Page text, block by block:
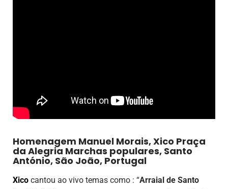
Homenagem Manuel Morais, Xico Praça
da Alegria Marchas populares, Santo
António, São João, Portugal
Xico cantou ao vivo temas como : “Arraial de Santo